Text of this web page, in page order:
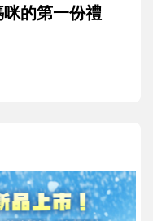
的第一份禮